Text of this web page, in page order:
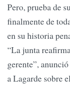
Pero, prueba de
finalmente de
en su historia
“La junta
gerente”,
a Lagarde sobre